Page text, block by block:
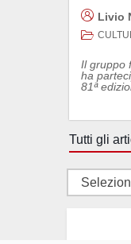
Livio
Il gruppo
ha
81ª
Tutti gli
Tutti